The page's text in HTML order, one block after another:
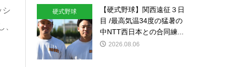
シ
硬式野球
【硬式野球】関西遠征３日
目 /最高気温34度の猛暑の
中NTT西日本との合同練...
2026.08.06